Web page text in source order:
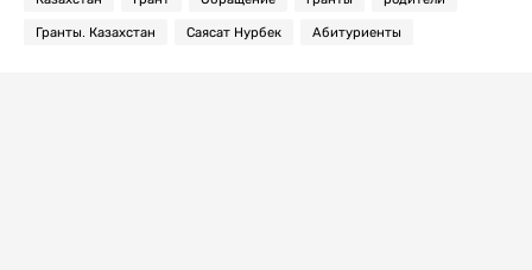
Гранты. Казахстан Саясат Нурбек Абитуриенты